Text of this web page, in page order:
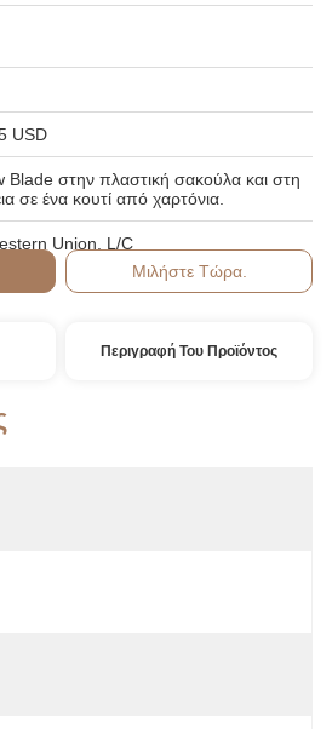
USD
Blade στην πλαστική σακούλα και στη
σε ένα κουτί από χαρτόνια.
Union, L/C
Μιλήστε Τώρα.
Περιγραφή Του Προϊόντος